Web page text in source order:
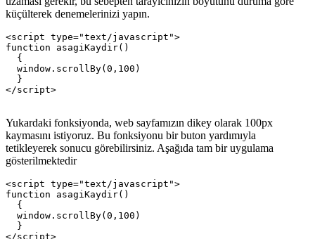
küçülterek denemelerinizi yapın.
<script type="text/javascript">
function asagiKaydir()
  {
  window.scrollBy(0,100)
  }
Yukardaki fonksiyonda, web sayfamızın dikey olarak 100px
kaymasını istiyoruz. Bu fonksiyonu bir buton yardımıyla
tetikleyerek sonucu görebilirsiniz. Aşağıda tam bir uygulama
gösterilmektedir
<script type="text/javascript">
function asagiKaydir()
  {
  window.scrollBy(0,100)
  }
</script>